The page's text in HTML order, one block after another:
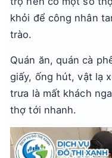
khỏi để công nhân
trào.
Quán ăn, quán cà
giấy, ống hút, vật lạ
trưa là mất khách
thợ tới nhanh.